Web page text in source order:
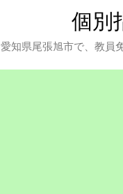
個別
愛知県尾張旭市で、教員